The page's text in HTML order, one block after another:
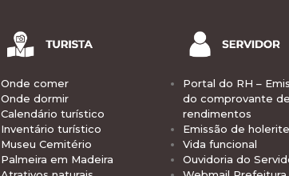
Onde comer
Onde dormir
Calendário turístico
Inventário turístico
Museu Cemitério
Palmeira em Madeira
Portal do RH –
do comprovante de
rendimentos
Emissão de
Vida funcional
Ouvidoria do